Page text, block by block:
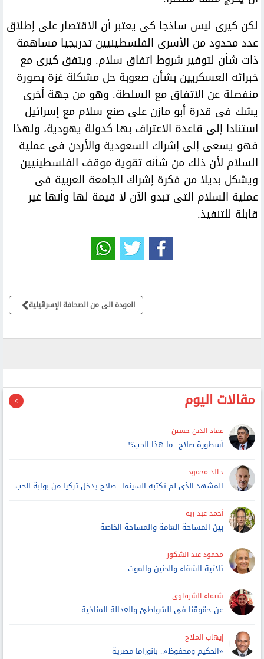
لكن كيرى ليس ساذجا كى يعتبر أن الاقتصار على إطلاق
عدد محدود من الأسرى الفلسطينيين تدريجيا مساهمة
ذات شأن لتوفير شروط اتفاق سلام. ويتفق كيرى مع
خبرائه العسكريين بشأن صعوبة حل مشكلة غزة بصورة
منفصلة عن الاتفاق مع السلطة. وهو من جهة أخرى
يشك فى قدرة أبو مازن على صنع سلام مع إسرائيل
استنادا إلى قاعدة الاعتراف بها كدولة يهودية، ولهذا
فهو يسعى إلى إشراك السعودية والأردن فى عملية
السلام لأن ذلك من شأنه تقوية موقف الفلسطينيين
ويشكل بديلا من فكرة إشراك الجامعة العربية فى
عملية السلام التى تبدو الآن لا قيمة لها وأنها غير
قابلة للتنفيذ.
العودة الى من الصحافة الإسرائيلية
مقالات اليوم
عماد الدين حسين
أسطورة صلاح.. ما هذا الحب؟!
خالد محمود
المشهد الذى لم تكتبه السينما.. صلاح يدخل تركيا من بوابة الحب
أحمد عبد ربه
بين المساحة العامة والمساحة الخاصة
محمود عبد الشكور
ثلاثية الشقاء والحنين والموت
شيماء الشرقاوي
عن حقوقنا فى الشواطئ والعدالة المناخية
إيهاب الملاح
«الحكيم ومحفوظ».. بانوراما مصرية